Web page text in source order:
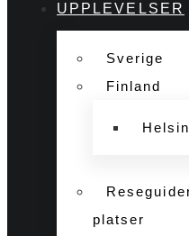
UPPLEVELSER
Sverige
Finland
platser